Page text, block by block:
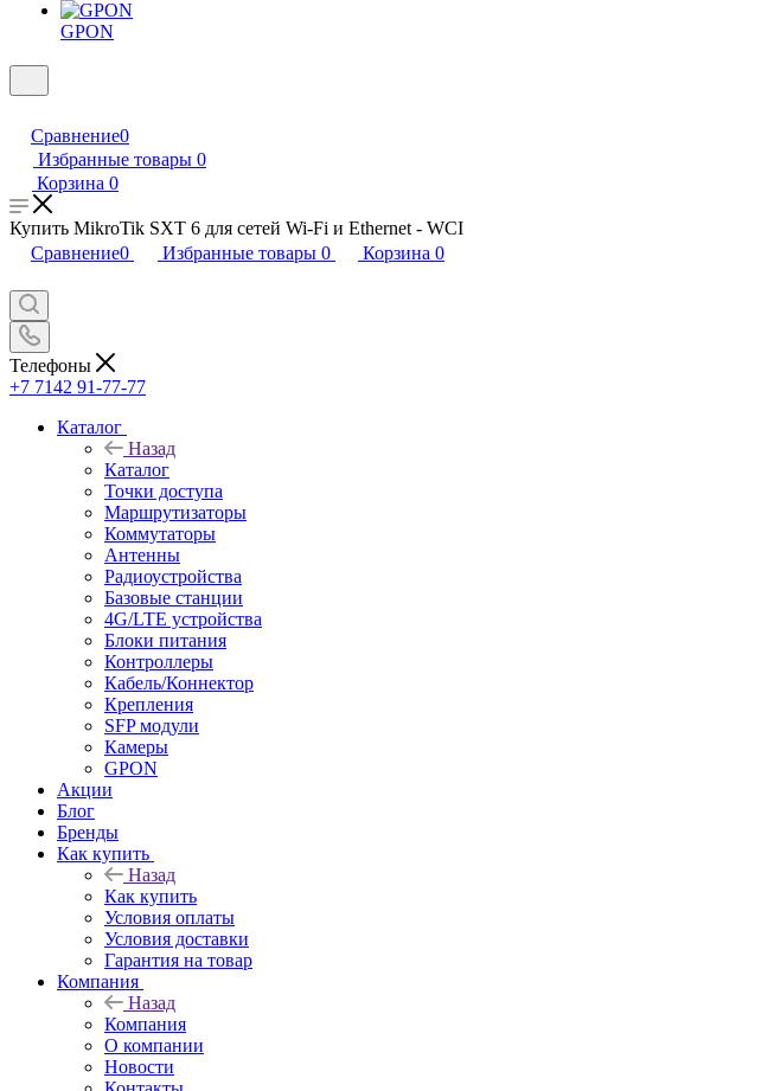
GPON
Сравнение0
Избранные товары 0
Корзина 0
Купить MikroTik SXT 6 для сетей Wi-Fi и Ethernet - WCI
Сравнение0 Избранные товары 0 Корзина 0
Телефоны
+7 7142 91-77-77
Каталог
Назад
Каталог
Точки доступа
Маршрутизаторы
Коммутаторы
Антенны
Радиоустройства
Базовые станции
4G/LTE устройства
Блоки питания
Контроллеры
Кабель/Коннектор
Крепления
SFP модули
Камеры
GPON
Акции
Блог
Бренды
Как купить
Назад
Как купить
Условия оплаты
Условия доставки
Гарантия на товар
Компания
Назад
Компания
О компании
Новости